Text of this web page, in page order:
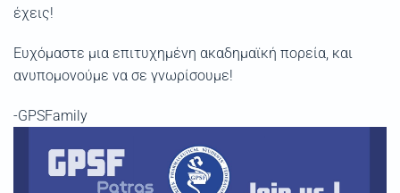
έχεις!
Ευχόμαστε μια επιτυχημένη ακαδημαϊκή πορεία, και
ανυπομονούμε να σε γνωρίσουμε!
-GPSFamily